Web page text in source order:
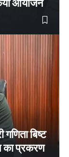
आयोजन
बिष्ट
का प्रकरण